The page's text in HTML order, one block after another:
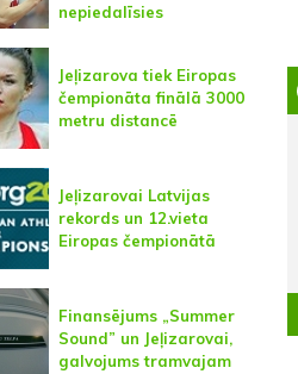
nepiedalīsies
Jeļizarova tiek Eiropas
čempionāta finālā 3000
metru distancē
Jeļizarovai Latvijas
rekords un 12.vieta
Eiropas čempionātā
Finansējums „Summer
Sound” un Jeļizarovai,
galvojums tramvajam